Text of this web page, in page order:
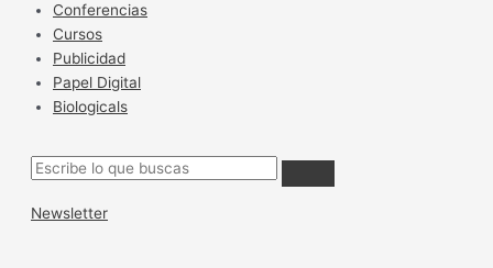
Conferencias
Cursos
Publicidad
Papel Digital
Biologicals
Newsletter